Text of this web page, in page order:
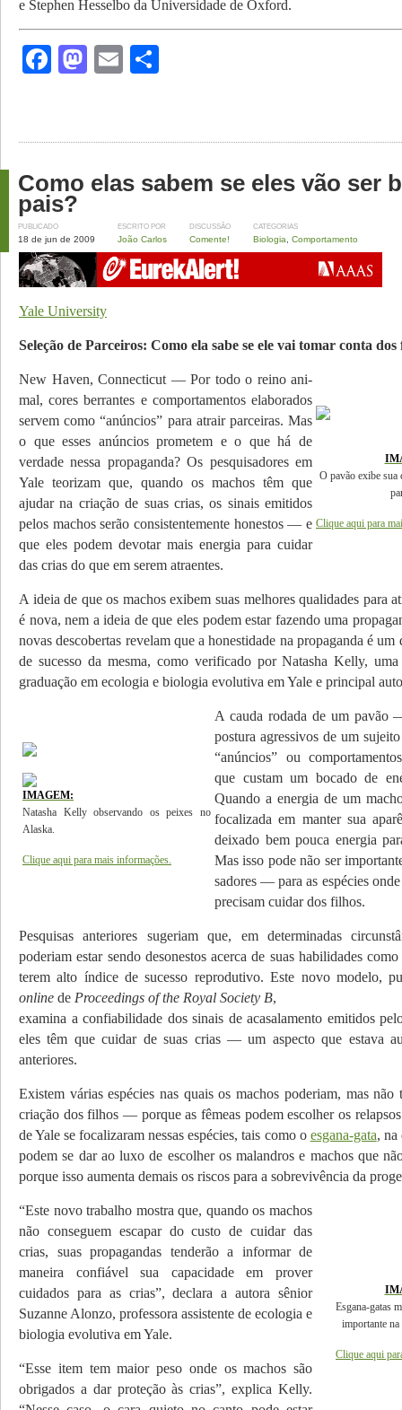
e Stephen Hesselbo da Universidade de Oxford.
Facebook
Mastodon
Email
Como elas sabem se eles vão ser
pais?
PUBLICADO
18 de jun de 2009
ESCRITO POR
João Carlos
DISCUSSÃO
Comente!
CATEGORIAS
Biologia Comportamento
Yale University
Seleção de Parceiros: Como ela sabe se ele vai tomar conta dos
O pavão exibe sua
Clique aqui para
New Haven, Connecticut — Por todo o reino ani­
mal, cores berrantes e comportamentos ela­borados
servem como “anúncios” para atrair parceiras. Mas
o que esses anúncios prome­tem e o que há de
verdade nessa propa­ganda? Os pesquisadores em
Yale teorizam que, quando os machos têm que
ajudar na cria­ção de suas crias, os sinais emitidos
pelos machos serão consistentemente honestos — e
que eles podem devotar mais energia para cui­dar
das crias do que em serem atraentes.
A ideia de que os machos exibem suas melho­res qualidades para
é nova, nem a ideia de que eles podem estar fa­zen­do uma
novas descobertas revelam que a honestidade na pro­paganda é um
de su­cesso da mesma, como verificado por Natasha Kelly,
graduação em ecologia e biologia evolutiva em Yale e principal
IMAGEM:
Natasha Kelly observando os peixes no
Alaska.
Clique aqui para mais informações.
A cauda rodada de um pavão
postura agressivos de um
“anúncios” ou
que custam um bocado de
Quando a energia de um
focalizada em manter sua
deixado bem pouca energia
Mas isso pode não ser
sadores — para as espécies
precisam cuidar dos filhos.
Pesquisas anteriores sugeriam que, em deter­minadas
poderiam estar sendo desonestos acerca de suas habi­lidades
terem alto índice de sucesso reprodutivo. Este novo mo­de­lo,
online de Proceedings of the Royal Society B,
examina a confiabilidade dos sinais de aca­salamento emitidos
eles têm que cuidar de suas crias — um aspecto que estava
anteriores.
Existem várias espécies nas quais os machos poderiam, mas não
criação dos filhos — porque as fêmeas podem escolher os
de Yale se focalizaram nessas espécies, tais como o esgana-gata, na
podem se dar ao luxo de escolher os malandros e machos que
porque isso aumenta demais os riscos para a sobrevivência da
Esgana-gatas
importante
Clique aqui
“Este novo trabalho mostra que, quando os machos
não conseguem escapar do custo de cuidar das
crias, suas propagandas tenderão a informar de
maneira confiável sua capacidade em prover
cuidados para as crias”, declara a autora sênior
Suzanne Alonzo, professora as­sis­tente de ecologia e
biologia evolutiva em Yale.
“Esse item tem maior peso onde os machos são
obrigados a dar proteção às crias”, explica Kelly.